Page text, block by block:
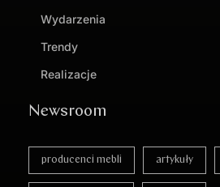
Wydarzenia
Trendy
Realizacje
Newsroom
producenci mebli artykuły